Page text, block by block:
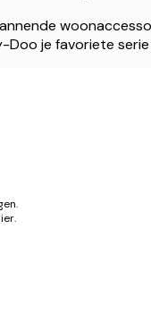
Doo je favoriete